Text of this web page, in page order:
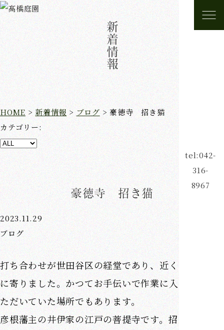
tel:042-
316-
8967
新着情報
HOME>新着情報 > ブログ> 豪徳寺 招き猫
カテゴリー:
豪徳寺 招き猫
2023.11.29
ブログ
打ち合わせが世田谷区の経堂であり、近くの豪徳寺
に寄りました。かつてお手伝いで作業に入らせてい
ただいていた場所でもあります。
彦根藩主の井伊家の江戸の菩提寺です。招き猫発祥